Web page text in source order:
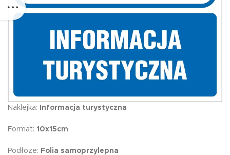
Naklejka: Informacja turystyczna
Format: 10x15cm
Podłoże: Folia samoprzylepna